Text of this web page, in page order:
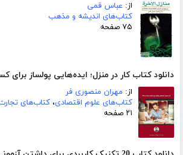
از: عباس قمی
کتاب‌های اندیشه و مذهب
۷۵ صفحه
دانلود کتاب کار در منزل؛ ایده‌هایی پولساز برای
از: مهران منصوری فر
کتاب‌های علوم اقتصادی، کتاب‌های
۲۱ صفحه